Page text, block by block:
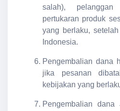
salah), pelanggan
pertukaran produk
yang berlaku,
Indonesia.
Pengembalian dana
jika pesanan
kebijakan yang
Pengembalian